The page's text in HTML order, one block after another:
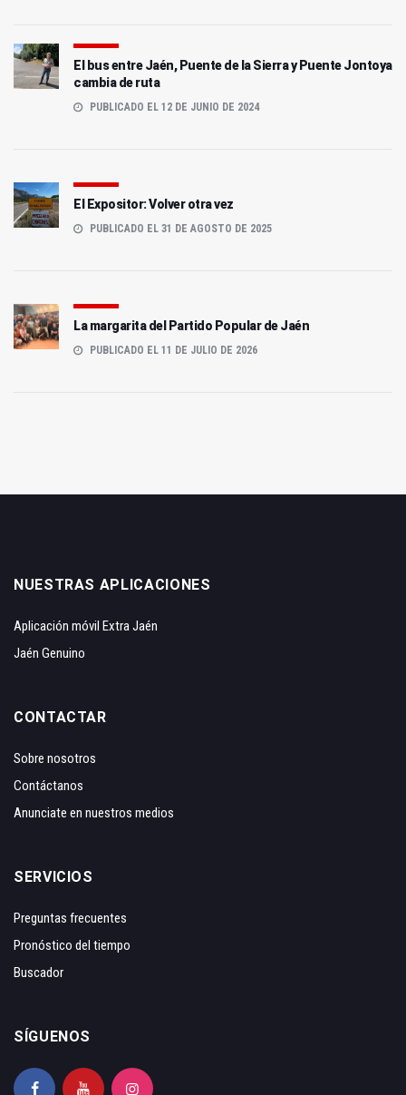
El bus entre Jaén, Puente de la Sierra y Puente Jontoya
cambia de ruta
PUBLICADO EL 12 DE JUNIO DE 2024
El Expositor: Volver otra vez
PUBLICADO EL 31 DE AGOSTO DE 2025
La margarita del Partido Popular de Jaén
PUBLICADO EL 11 DE JULIO DE 2026
NUESTRAS APLICACIONES
Aplicación móvil Extra Jaén
Jaén Genuino
CONTACTAR
Sobre nosotros
Contáctanos
Anunciate en nuestros medios
SERVICIOS
Preguntas frecuentes
Pronóstico del tiempo
Buscador
SÍGUENOS